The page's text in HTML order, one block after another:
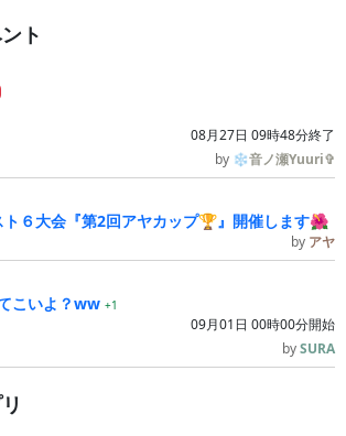
ト
08月27日 09時48分終了
by ❄音ノ瀬Yuuri✞
６大会『第2回アヤカップ🏆』開催します🌺
by アヤ
こいよ？ww +1
09月01日 00時00分開始
bySURA